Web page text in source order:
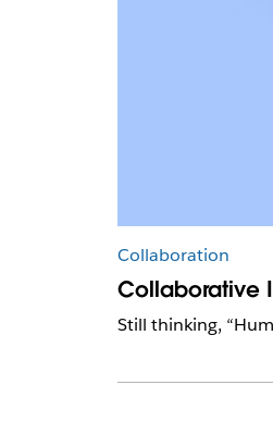
Collaboration
Collaborative
Still thinking,